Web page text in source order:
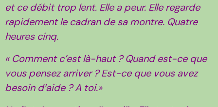
et ce débit trop lent. Elle a peur. Elle regarde
rapidement le cadran de sa montre. Quatre
heures cinq.
« Comment c’est là-haut ? Quand est-ce que
vous pensez arriver ? Est-ce que vous avez
besoin d’aide ? A toi.»